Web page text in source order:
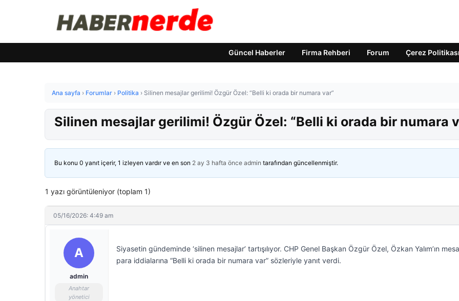
Güncel Haberler Firma Rehberi Forum Çerez Politikası
Ana sayfa › Forumlar › Politika › Silinen mesajlar gerilimi! Özgür Özel: “Belli ki orada bir numara var”
Silinen mesajlar gerilimi! Özgür Özel: “Belli ki orada bir numara
Bu konu 0 yanıt içerir, 1 izleyen vardır ve en son 2 ay 3 hafta önce admin tarafından güncellenmiştir.
1 yazı görüntüleniyor (toplam 1)
05/16/2026: 4:49 am
A
admin
Anahtar
yönetici
Siyasetin gündeminde ‘silinen mesajlar’ tartışılıyor. CHP Genel Başkan Özgür Özel, Özkan Yalım’ın
para iddialarına “Belli ki orada bir numara var” sözleriyle yanıt verdi.